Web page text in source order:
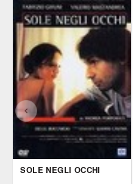
SOLE NEGLI OCCHI